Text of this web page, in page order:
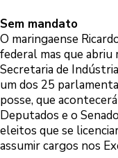
Sem mandato
O maringaense
federal mas que abriu
Secretaria de
um dos 25
posse, que
Deputados e o
eleitos que se
assumir cargos nos